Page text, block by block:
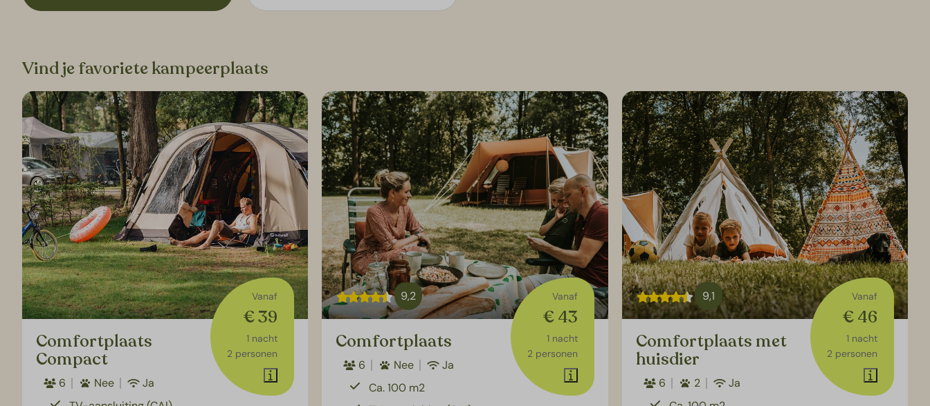
Vind je favoriete kampeerplaats
Vanaf
€ 39
1 nacht
2 personen
Comfortplaats
Compact
6 Nee
Ja
9,2 Vanaf
€ 43
1 nacht
2 personen
Comfortplaats
6 Nee
Ja
Ca. 100 m2
9,1 Vanaf
€ 46
1 nacht
2 personen
Comfortplaats met
huisdier
6 2
Ja